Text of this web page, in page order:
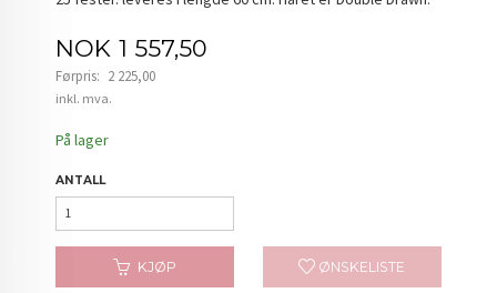
Tilbud
NOK 1 557,50
Førpris: 2 225,00
Rabatt
inkl. mva.
På lager
ANTALL
KJØP ØNSKELISTE